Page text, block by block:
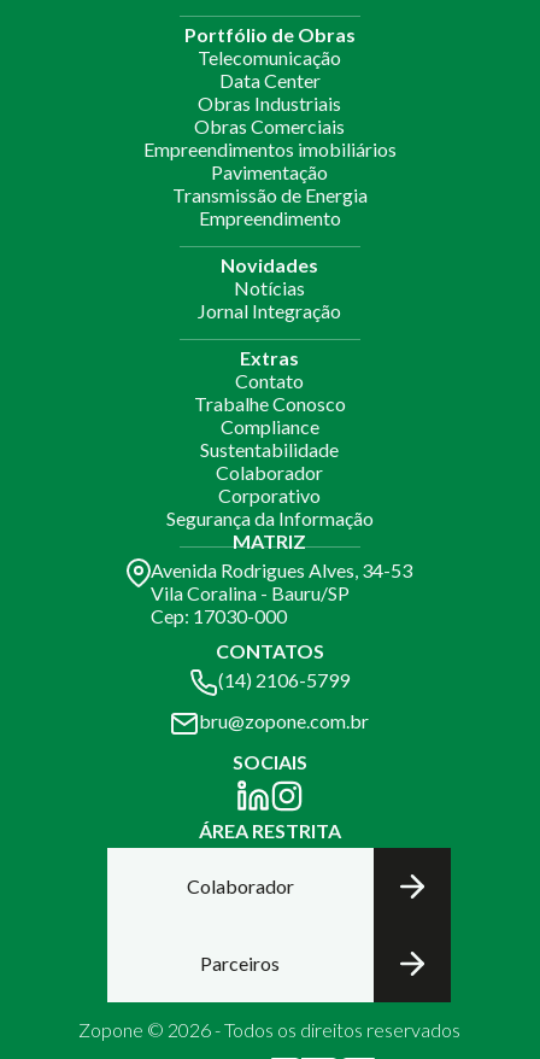
Portfólio de Obras
Telecomunicação
Data Center
Obras Industriais
Obras Comerciais
Empreendimentos imobiliários
Pavimentação
Transmissão de Energia
Empreendimento
Novidades
Notícias
Jornal Integração
Extras
Contato
Trabalhe Conosco
Compliance
Sustentabilidade
Colaborador
Corporativo
Segurança da Informação
MATRIZ
Avenida Rodrigues Alves, 34-53
Vila Coralina - Bauru/SP
Cep: 17030-000
CONTATOS
(14) 2106-5799
bru@zopone.com.br
SOCIAIS
ÁREA RESTRITA
Colaborador
Parceiros
Zopone © 2026 - Todos os direitos reservados